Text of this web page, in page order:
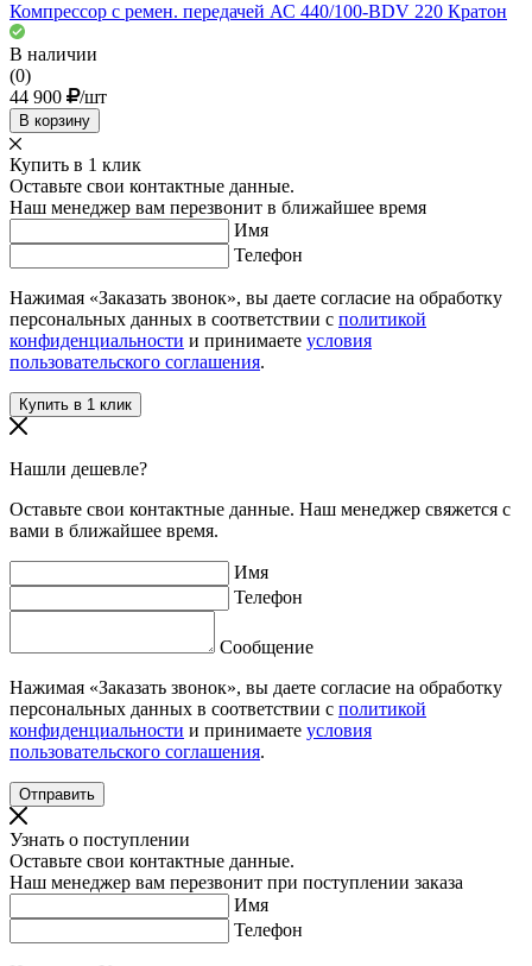
Компрессор с ремен. передачей АС 440/100-BDV 220 Кратон
В наличии
(0)
44 900
/шт
В корзину
Купить в 1 клик
Оставьте свои контактные данные.
Наш менеджер вам перезвонит в ближайшее время
Имя
Телефон
Нажимая «Заказать звонок», вы даете согласие на обработку
персональных данных в соответствии с политикой
конфиденциальности и принимаете условия
пользовательского соглашения.
Нашли дешевле?
Оставьте свои контактные данные. Наш менеджер свяжется с
вами в ближайшее время.
Имя
Телефон
Сообщение
Нажимая «Заказать звонок», вы даете согласие на обработку
персональных данных в соответствии с политикой
конфиденциальности и принимаете условия
пользовательского соглашения.
Узнать о поступлении
Оставьте свои контактные данные.
Наш менеджер вам перезвонит при поступлении заказа
Имя
Телефон